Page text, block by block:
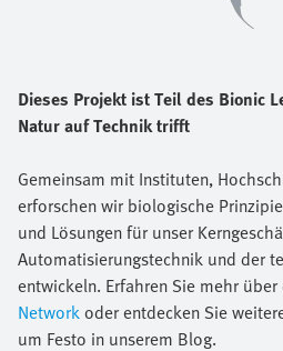
Dieses Projekt ist Teil des Bionic
Natur auf Technik trifft
Gemeinsam mit Instituten,
erforschen wir biologische
und Lösungen für unser
Automatisierungstechnik und der
entwickeln. Erfahren Sie mehr über
Networkoder entdecken Sie
um Festo in unserem Blog.